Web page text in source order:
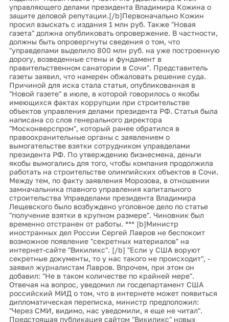
управляющего делами президента Владимира Кожина о
защите деловой репутации.[/b]Первоначально Кожин
просил взыскать с издания 1 млн руб. Также "Новая
газета" должна опубликовать опровержение. В частности,
должны быть опровергнуты сведения о том, что
"управделами выделило 800 млн руб. на уже построенную
дорогу, возведенные стены и фундамент в
правительственном санатории в Сочи". Представитель
газеты заявил, что намерен обжаловать решение суда.
Причиной для иска стала статья, опубликованная в
"Новой газете" в июле, в которой говорилось о якобы
имеющихся фактах коррупции при строительстве
объектов управления делами президента РФ. Статья была
написана со слов генерального директора
"Москонверспром", который ранее обратился в
правоохранительные органы с заявлением о
вымогательстве взятки сотрудником управделами
президента РФ. По утверждению бизнесмена, деньги
якобы вымогались для того, чтобы компания продолжила
работать на строительстве олимпийских объектов в Сочи.
Между тем, по факту заявления Морозова, в отношении
замначальника главного управления капитального
строительства Управделами президента Владимира
Лещевского было возбуждено уголовное дело по статье
"получение взятки в крупном размере". Чиновник был
временно отстранен от работы. *** [b]Министр
иностранных дел России Сергей Лавров не беспокоит
возможное появление "секретных материалов" на
интернет-сайте "Викиликс". [/b] "Если у США воруют
секретные документы, то у нас такого не происходит", -
заявил журналистам Лавров. Впрочем, при этом он
добавил: "Не в таком количестве по крайней мере".
Отвечая на вопрос, уведомил ли госдепартамент США
российский МИД о том, что в интернете может появиться
дипломатическая переписка, министр предположил:
"Через СМИ, видимо, нас уведомили, я еще не читал".
Предстоящая публикация сайтом "Викиликс" новых